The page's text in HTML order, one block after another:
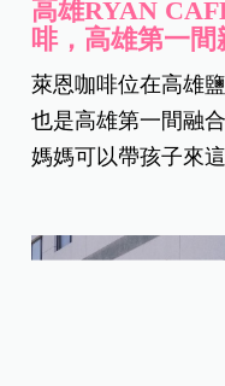
高雄RYAN
啡，高雄第一
萊恩咖啡位在高雄
也是高雄第一間融
媽媽可以帶孩子來